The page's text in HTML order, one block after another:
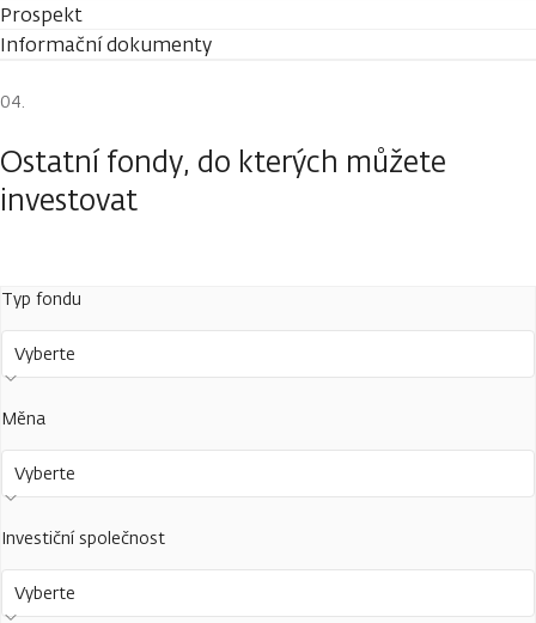
Prospekt
Informační dokumenty
Ostatní fondy, do kterých můžete
investovat
Typ fondu
Vyberte
Měna
Vyberte
Investiční společnost
Vyberte